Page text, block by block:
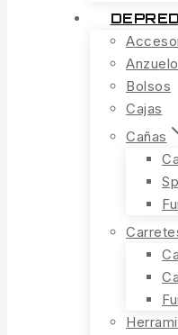
Bolsos
Cajas
Cañas